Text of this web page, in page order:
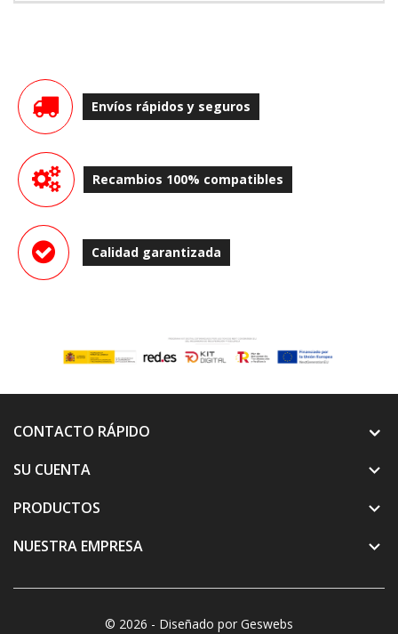
Envíos rápidos y seguros
Recambios 100% compatibles
Calidad garantizada
CONTACTO RÁPIDO
SU CUENTA

PRODUCTOS 
NUESTRA EMPRESA 
© 2026 - Diseñado por Geswebs